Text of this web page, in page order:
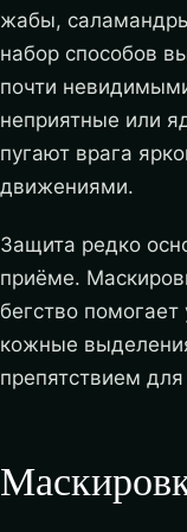
жабы,
набор способов
почти
неприятные или
пугают врага
движениями.
Защита редко
приёме.
бегство
кожные
препятствием